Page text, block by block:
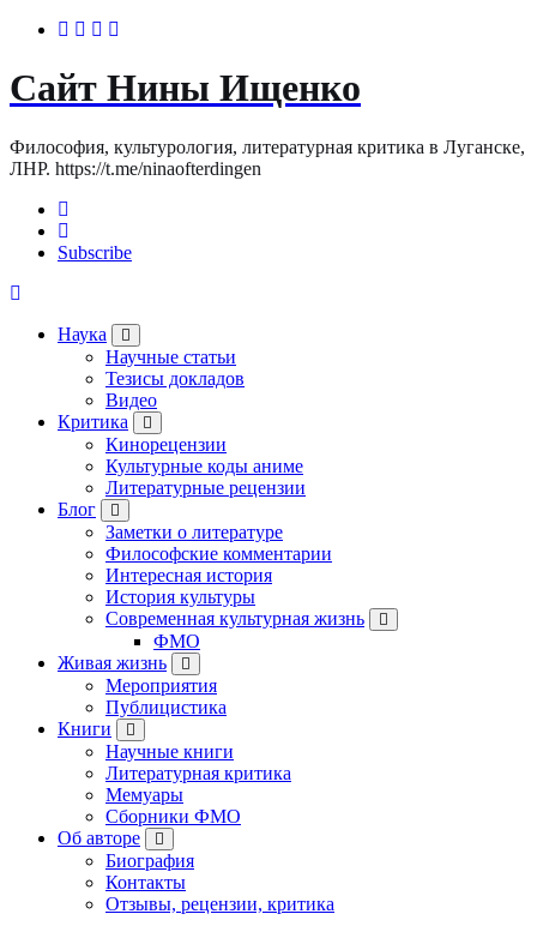
Сайт Нины Ищенко
Философия, культурология, литературная критика в Луганске,
ЛНР. https://t.me/ninaofterdingen
Subscribe
Наука
Научные статьи
Тезисы докладов
Видео
Критика
Кинорецензии
Культурные коды аниме
Литературные рецензии
Блог
Заметки о литературе
Философские комментарии
Интересная история
История культуры
Современная культурная жизнь
ФМО
Живая жизнь
Мероприятия
Публицистика
Книги
Научные книги
Литературная критика
Мемуары
Сборники ФМО
Об авторе
Биография
Контакты
Отзывы, рецензии, критика